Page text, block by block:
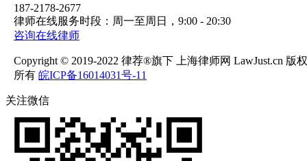
187-2178-2677
律师在线服务时段：周一至周日，9:00 - 20:30
咨询在线律师
Copyright © 2019-2022 律荐®旗下 上海律师网 LawJust.cn 版权
所有 皖ICP备16014031号-11
关注微信